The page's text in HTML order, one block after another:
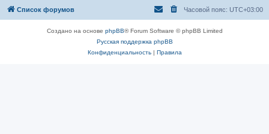
Список форумов Часовой пояс: UTC+03:00
Создано на основе phpBB® Forum Software © phpBB Limited
Русская поддержка phpBB
Конфиденциальность| Правила